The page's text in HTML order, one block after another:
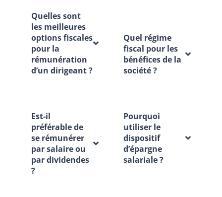
Quelles sont
les meilleures
options fiscales
pour la
rémunération
d’un dirigeant ?
Est-il
préférable de
se rémunérer
par salaire ou
par dividendes
?
Quel régime
fiscal pour les
bénéfices de la
société ?
Pourquoi
utiliser le
dispositif
d’épargne
salariale ?